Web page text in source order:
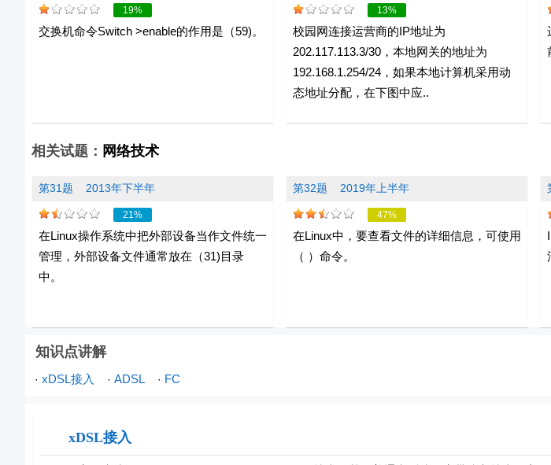
19%
交换机命令Switch >enable的作用是（59)。
13%
校园网连接运营商的IP地址为
202.117.113.3/30，本地网关的地址为
192.168.1.254/24，如果本地计算机采用动
态地址分配，在下图中应..
相关试题： 网络技术
第31题 2013年下半年
21%
在Linux操作系统中把外部设备当作文件统一
管理，外部设备文件通常放在（31)目录
中。
第32题 2019年上半年
47%
在Linux中，要查看文件的详细信息，可使用
（ ）命令。
知识点讲解
· xDSL接入 · ADSL · FC
xDSL接入